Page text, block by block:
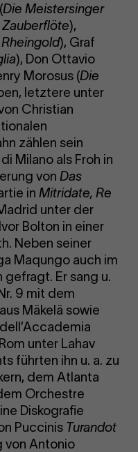
Die Meistersinger
Zauberflöte),
Rheingold), Graf
), Don Ottavio
Morosus (Die
letztere unter
Christian
zählen sein
Milano als Froh in
von Das
in Mitridate, Re
unter der
Bolton in einer
Neben seiner
Maqungo auch im
Er sang u.
9 mit dem
Mäkelä sowie
unter Lahav
führten ihn u. a. zu
dem Atlanta
Orchestre
Diskografie
Puccinis Turandot
von Antonio